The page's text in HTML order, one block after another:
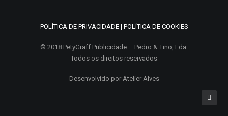
LETRAS E SINALÉTICA, TRABALHOS COM FRESA
JOVAN
POLÍTICA DE PRIVACIDADE| POLÍTICA DE COOKIES
© 2018 PetyGraff Publicidade – Pedro & Tino, Lda.
Todos os direitos reservados
Desenvolvido por Atelier Alves